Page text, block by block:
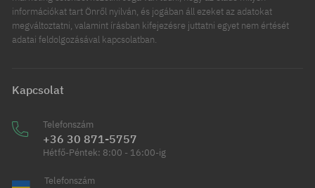
információkat tart Önről nyilván, és jogában áll ezeket az adatokat
megváltoztatni, valamint írásban kifejezésre juttatni egyet nem értését
adatai feldolgozásával kapcsolatban.
Kapcsolat
Telefonszám
+36 30 871-5757
Hétfő-Péntek: 8:00 - 16:00-ig
Telefonszám